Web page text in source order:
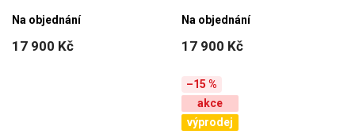
17 900 Kč
Na objednání
17 900 Kč
Na objednání
–15 %
akce
výprodej